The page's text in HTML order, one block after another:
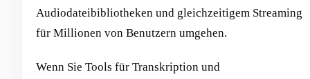
Audiodateibibliotheken und gleichzeitigem Streaming
für Millionen von Benutzern umgehen.
Wenn Sie Tools für Transkription und